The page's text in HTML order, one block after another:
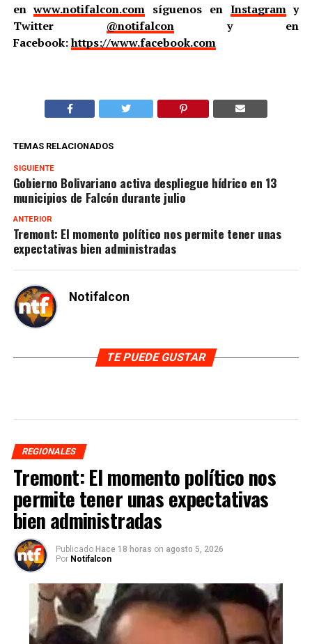
enwww.notifalcon.com síguenos en Instagramy
Twitter @notifalcony en
Facebook:https://www.facebook.com
TEMAS RELACIONADOS
SIGUIENTE
Gobierno Bolivariano activa despliegue hídrico en 13
municipios de Falcón durante julio
ANTERIOR
Tremont: El momento político nos permite tener unas
expectativas bien administradas
Notifalcon
TE PUEDE GUSTAR
REGIONALES
Tremont: El momento político nos
permite tener unas expectativas
bien administradas
Publicado Hace 18 horas on agosto 5, 2026
Por Notifalcon